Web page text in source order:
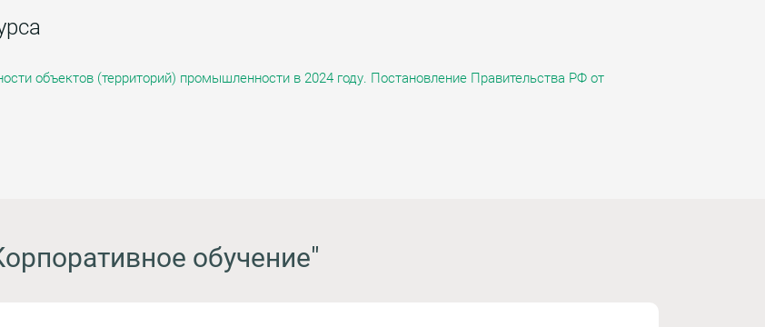
объектов (территорий) промышленности в 2024 году. Постановление Правительства РФ от
обучение"